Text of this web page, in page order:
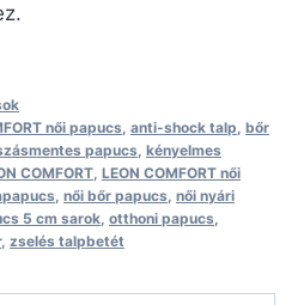
női papucs, anti-shock talp, bőr
papucs, kényelmes
COMFORT, LEON COMFORT női
, női bőr papucs, női nyári
5 cm sarok, otthoni papucs,
, zselés talpbetét